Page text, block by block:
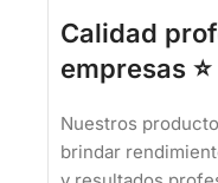
Calidad
empresas ⭐
Nuestros
brindar